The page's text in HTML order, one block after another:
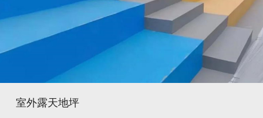
室外露天地坪